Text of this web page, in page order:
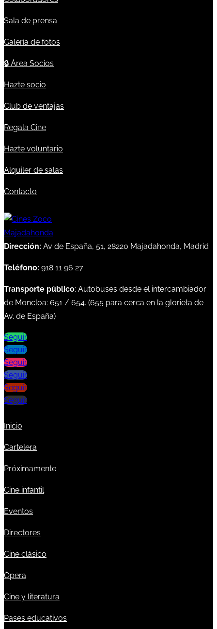
Sala de prensa
Galería de fotos
🔒 Área Socios
Hazte socio
Club de ventajas
Regala Cine
Hazte voluntario
Alquiler de salas
Contacto
Dirección: Av de España, 51, 28220 Majadahonda, Madrid
Teléfono: 918 11 96 27
Transporte público: Autobuses desde el intercambiador
de Moncloa: 651 / 654. (655 para cerca en la glorieta de
Av. de España)
Seguir
Seguir
Seguir
Seguir
Seguir
Seguir
Inicio
Cartelera
Próximamente
Cine infantil
Eventos
Directores
Cine clásico
Ópera
Cine y literatura
Pases educativos